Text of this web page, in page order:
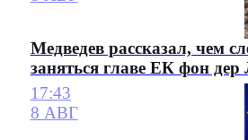
Медведев рассказал, чем
заняться главе ЕК фон дер
17:43
8 АВГ